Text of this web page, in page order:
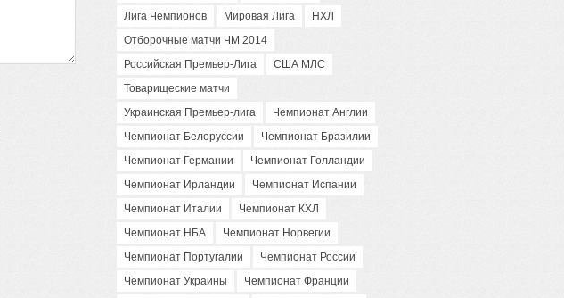
Лига Чемпионов
Мировая Лига
НХЛ
Отборочные матчи ЧМ 2014
Российская Премьер-Лига
США МЛС
Товарищеские матчи
Украинская Премьер-лига
Чемпионат Англии
Чемпионат Белоруссии
Чемпионат Бразилии
Чемпионат Германии
Чемпионат Голландии
Чемпионат Ирландии
Чемпионат Испании
Чемпионат Италии
Чемпионат КХЛ
Чемпионат НБА
Чемпионат Норвегии
Чемпионат Португалии
Чемпионат России
Чемпионат Украины
Чемпионат Франции